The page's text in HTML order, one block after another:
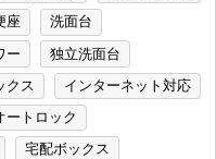
座
洗面台
ー
独立洗面台
クス
インターネット対応
ートロック
宅配ボックス